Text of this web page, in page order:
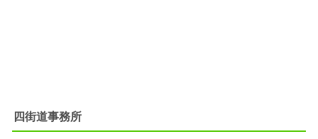
四街道事務所